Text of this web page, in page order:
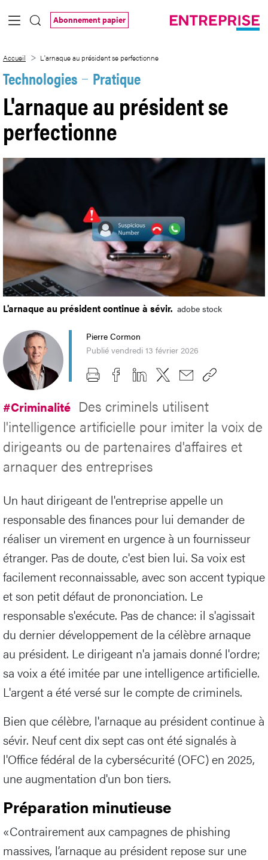
Saut au contenu principal
Abonnement papier
Accueil L'arnaque au président se perfectionne
Technologies Pratique
L'arnaque au président se
perfectionne
L'arnaque au président continue à sévir. adobe stock
Pierre Cormon
Publié vendredi 13 février 2026
#Criminalité Des criminels utilisent
l'intelligence artificielle pour imiter la voix de
dirigeants ou de partenaires d'affaires et
arnaquer des entreprises
Un haut dirigeant de l'entreprise appelle un
responsable des finances pour lui demander de
réaliser un virement en urgence à un fournisseur
étranger. Pas de doute, c'est bien lui. Sa voix est
facilement reconnaissable, avec son accent typique
et son petit défaut de prononciation. Le
responsable s'exécute. Pas de chance: il s'agissait
du dernier développement de la célèbre arnaque
au président. Le dirigeant n'a jamais donné l'ordre;
sa voix a été imitée par une intelligence artificielle.
L'argent a été versé sur le compte de criminels.
Bien que célèbre, l'arnaque au président continue à
sévir. Neuf cent dix sept cas ont été signalés à
l'Office fédéral de la cybersécurité (OFC) en 2025,
une augmentation d'un bon tiers.
Préparation minutieuse
«Contrairement aux campagnes de phishing
massives, l’arnaque au président repose sur une